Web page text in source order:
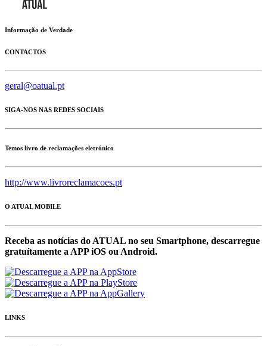
Informação de Verdade
CONTACTOS
geral@oatual.pt
SIGA-NOS NAS REDES SOCIAIS
Temos livro de reclamações eletrónico
http://www.livroreclamacoes.pt
O ATUAL MOBILE
Receba as notícias do ATUAL no seu Smartphone, descarregue
gratuítamente a APP iOS ou Android.
LINKS